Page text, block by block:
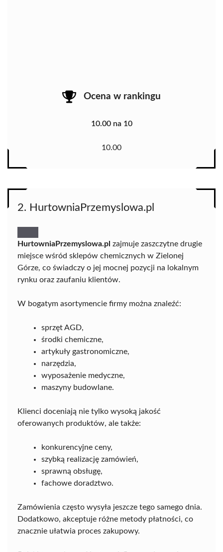
Ocena w rankingu
10.00 na 10
10.00
2. HurtowniaPrzemyslowa.pl
HurtowniaPrzemyslowa.pl zajmuje zaszczytne drugie
miejsce wśród sklepów chemicznych w Zielonej
Górze, co świadczy o jej mocnej pozycji na lokalnym
rynku oraz zaufaniu klientów.
W bogatym asortymencie firmy można znaleźć:
sprzęt AGD,
środki chemiczne,
artykuły gastronomiczne,
narzędzia,
wyposażenie medyczne,
maszyny budowlane.
Klienci doceniają nie tylko wysoką jakość
oferowanych produktów, ale także:
konkurencyjne ceny,
szybką realizację zamówień,
sprawną obsługę,
fachowe doradztwo.
Zamówienia często wysyła jeszcze tego samego dnia.
Dodatkowo, akceptuje różne metody płatności, co
znacznie ułatwia proces zakupowy.